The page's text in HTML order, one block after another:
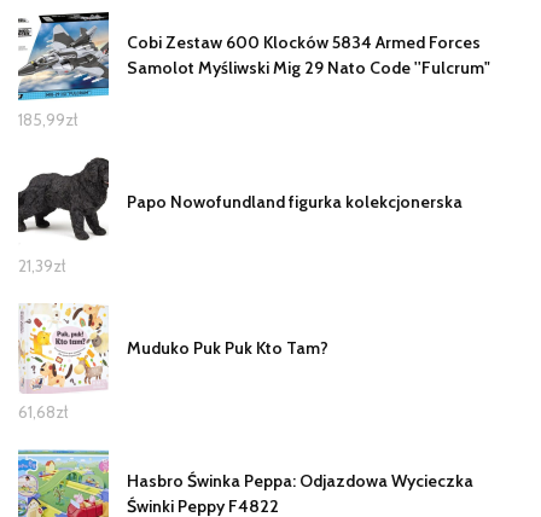
Cobi Zestaw 600 Klocków 5834 Armed Forces
Samolot Myśliwski Mig 29 Nato Code ''Fulcrum"
185,99zł
Papo Nowofundland figurka kolekcjonerska
21,39zł
Muduko Puk Puk Kto Tam?
61,68zł
Hasbro Świnka Peppa: Odjazdowa Wycieczka
Świnki Peppy F4822